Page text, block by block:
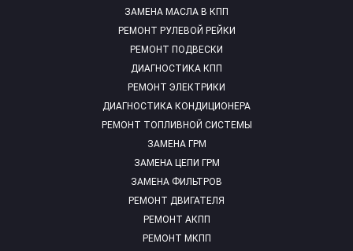
ЗАМЕНА МАСЛА В КПП
РЕМОНТ РУЛЕВОЙ РЕЙКИ
РЕМОНТ ПОДВЕСКИ
ДИАГНОСТИКА КПП
РЕМОНТ ЭЛЕКТРИКИ
ДИАГНОСТИКА КОНДИЦИОНЕРА
РЕМОНТ ТОПЛИВНОЙ СИСТЕМЫ
ЗАМЕНА ГРМ
ЗАМЕНА ЦЕПИ ГРМ
ЗАМЕНА ФИЛЬТРОВ
РЕМОНТ ДВИГАТЕЛЯ
РЕМОНТ АКПП
РЕМОНТ МКПП